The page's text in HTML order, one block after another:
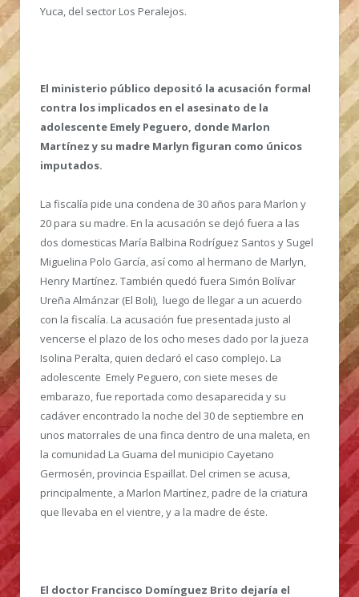
Yuca, del sector Los Peralejos.
El ministerio público depositó la acusación formal
contra los implicados en el asesinato de la
adolescente Emely Peguero, donde Marlon
Martínez y su madre Marlyn figuran como únicos
imputados.
La fiscalía pide una condena de 30 años para Marlon y
20 para su madre. En la acusación se dejó fuera a las
dos domesticas María Balbina Rodríguez Santos y Sugel
Miguelina Polo García, así como al hermano de Marlyn,
Henry Martínez. También quedó fuera Simón Bolívar
Ureña Almánzar (El Boli), luego de llegar a un acuerdo
con la fiscalía. La acusación fue presentada justo al
vencerse el plazo de los ocho meses dado por la jueza
Isolina Peralta, quien declaró el caso complejo. La
adolescente Emely Peguero, con siete meses de
embarazo, fue reportada como desaparecida y su
cadáver encontrado la noche del 30 de septiembre en
unos matorrales de una finca dentro de una maleta, en
la comunidad La Guama del municipio Cayetano
Germosén, provincia Espaillat. Del crimen se acusa,
principalmente, a Marlon Martínez, padre de la criatura
que llevaba en el vientre, y a la madre de éste.
El doctor Francisco Domínguez Brito dejaría el